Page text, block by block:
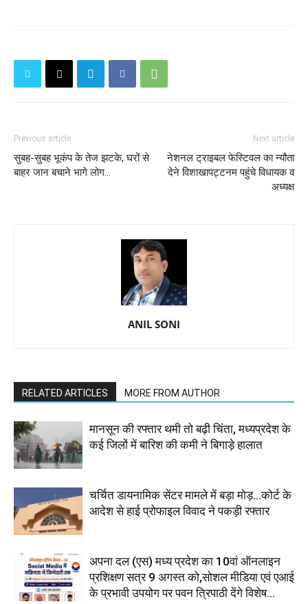
Previous article
सुबह-सुबह भूकंप के तेज झटके, घरों से
बाहर जान बचाने भागे लोग...
Next article
नेशनल ट्राइबल फेस्टिवल का न्यौता
देने विशाखापट्टनम पहुंचे विधायक व
अध्यक्ष
ANIL SONI
RELATED ARTICLES MORE FROM AUTHOR
मानसून की रफ्तार थमी तो बढ़ी चिंता, मध्यप्रदेश के
कई जिलों में बारिश की कमी ने बिगाड़े हालात
चर्चित डायनामिक सेंटर मामले में बड़ा मोड़...कोर्ट के
आदेश से हाई प्रोफाइल विवाद ने पकड़ी रफ्तार
अपना दल (एस) मध्य प्रदेश का 10वां ऑनलाइन
प्रशिक्षण सत्र 9 अगस्त को,सोशल मीडिया एवं एआई
के प्रभावी उपयोग पर पवन त्रिपाठी देंगे विशेष...